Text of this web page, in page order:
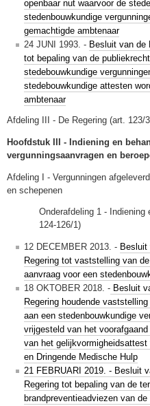
openbaar nut waarvoor de
stedenbouwkundige
gemachtigde ambtenaar
24 JUNI 1993. - Besluit van de
tot bepaling van de
stedebouwkundige
stedebouwkundige attesten
ambtenaar
Afdeling III - De Regering (art. 123/
Hoofdstuk III - Indiening en
vergunningsaanvragen en
Afdeling I - Vergunningen
en schepenen
Onderafdeling 1 - Indiening
124-126/1)
12 DECEMBER 2013. -
Regering tot vaststelling van
aanvraag voor een
18 OKTOBER 2018. - Besluit
Regering houdende
aan een stedenbouwkundige
vrijgesteld van het
van het
en Dringende Medische Hulp
21 FEBRUARI 2019. - Besluit
Regering tot bepaling van de
brandpreventieadviezen van